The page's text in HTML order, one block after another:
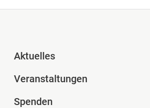
Fusszeile Spalte 2
Aktuelles
Veranstaltungen
Spenden